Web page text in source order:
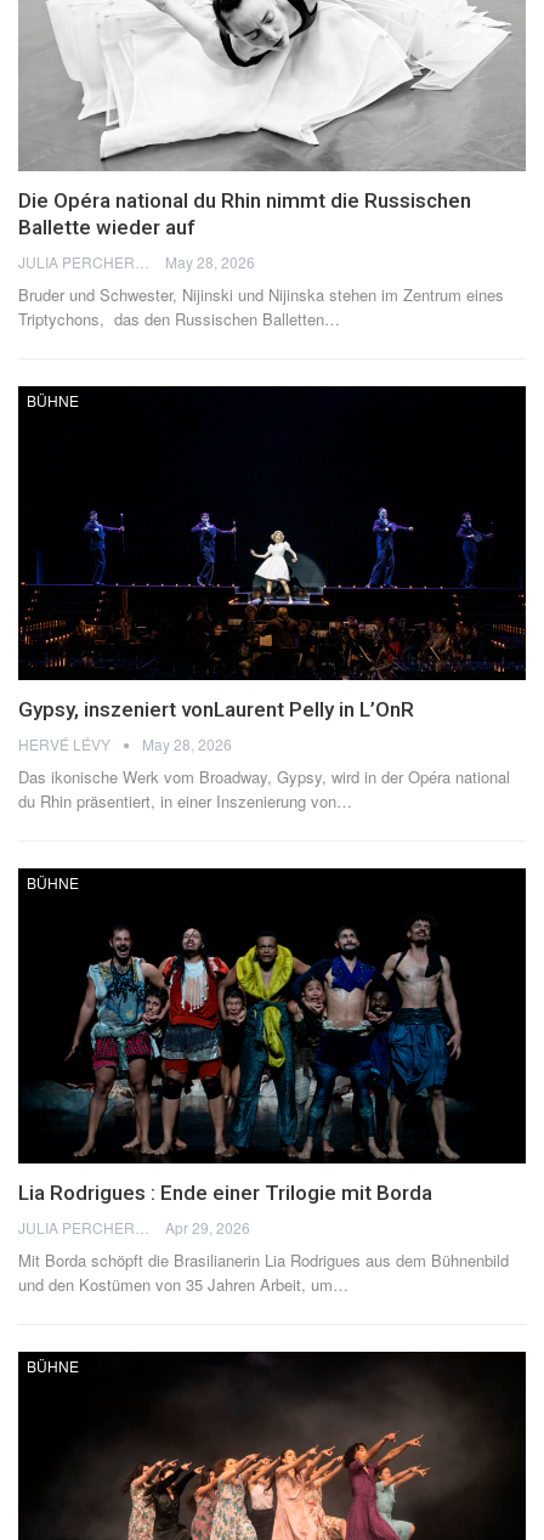
Die Opéra national du Rhin nimmt die Russischen
Ballette wieder auf
May 28, 2026
Bruder und Schwester, Nijinski und Nijinska stehen im Zentrum eines
Triptychons, das den Russischen Balletten…
BÜHNE
Gypsy, inszeniert vonLaurent Pelly in L’OnR
HERVÉ LÉVY May 28, 2026
Das ikonische Werk vom Broadway, Gypsy, wird in der Opéra national
du Rhin präsentiert, in einer Inszenierung von…
BÜHNE
Lia Rodrigues : Ende einer Trilogie mit Borda
Apr 29, 2026
Mit Borda schöpft die Brasilianerin Lia Rodrigues aus dem Bühnenbild
und den Kostümen von 35 Jahren Arbeit, um…
BÜHNE